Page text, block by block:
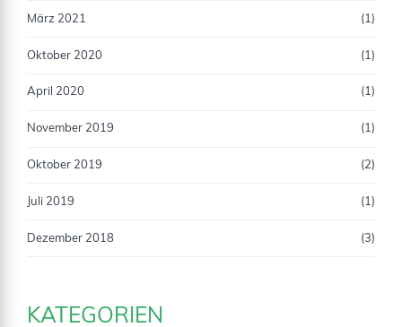
März 2021 (1)
Oktober 2020 (1)
April 2020 (1)
November 2019 (1)
Oktober 2019 (2)
Juli 2019 (1)
Dezember 2018 (3)
KATEGORIEN